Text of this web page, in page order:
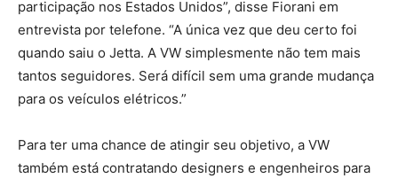
participação nos Estados Unidos”, disse Fiorani em
entrevista por telefone. “A única vez que deu certo foi
quando saiu o Jetta. A VW simplesmente não tem mais
tantos seguidores. Será difícil sem uma grande mudança
para os veículos elétricos.”
Para ter uma chance de atingir seu objetivo, a VW
também está contratando designers e engenheiros para